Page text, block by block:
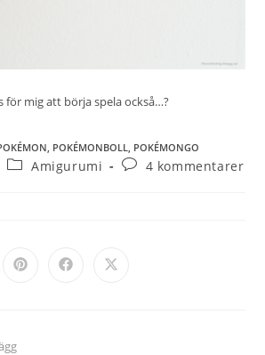
för mig att börja spela också…?
POKÉMONBOLL POKÉMONGO
Amigurumi 4 kommentarer